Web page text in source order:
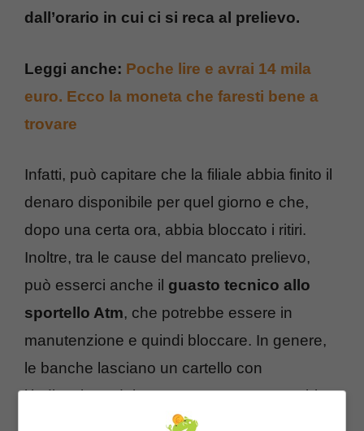
dall’orario in cui ci si reca al prelievo.
Leggi anche: Poche lire e avrai 14 mila
euro. Ecco la moneta che faresti bene a
trovare
Infatti, può capitare che la filiale abbia finito il
denaro disponibile per quel giorno e che,
dopo una certa ora, abbia bloccato i ritiri.
Inoltre, tra le cause del mancato prelievo,
può esserci anche il guasto tecnico allo
sportello Atm, che potrebbe essere in
manutenzione e quindi bloccare. In genere,
le banche lasciano un cartello con
l’indicazione del guasto ma questo potrebbe
anche non accadere. Per essere tranquilli,